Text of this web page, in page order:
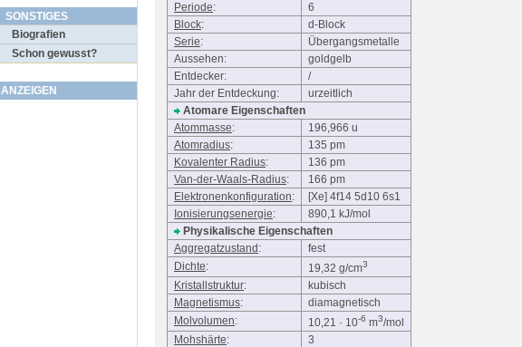
SONSTIGES
Biografien
Schon gewusst?
ANZEIGEN
Periode:
6
Block:
d-Block
Serie:
Übergangsmetalle
Aussehen:
goldgelb
Entdecker:
/
Jahr der Entdeckung:
urzeitlich
Atomare Eigenschaften
Atommasse:
196,966 u
Atomradius:
135 pm
Kovalenter Radius:
136 pm
Van-der-Waals-Radius:
166 pm
Elektronenkonfiguration:
[Xe] 4f14 5d10 6s1
Ionisierungsenergie:
890,1 kJ/mol
Physikalische Eigenschaften
Aggregatzustand :
fest
Dichte: 19,32 g/cm3
Kristallstruktur:
kubisch
Magnetismus:
diamagnetisch
Molvolumen: 10,21 · 10-6 m3/mol
Mohshärte:
3